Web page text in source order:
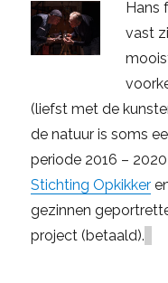
Hans
vast
(liefst met de
de natuur is soms
periode 2016 –
Stichting Opkikker
gezinnen
project (betaald).